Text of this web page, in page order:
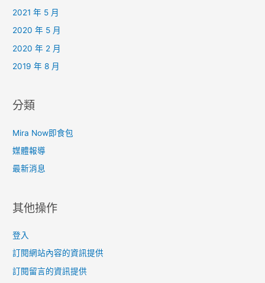
2021 年 5 月
2020 年 5 月
2020 年 2 月
2019 年 8 月
分類
Mira Now即食包
媒體報導
最新消息
其他操作
登入
訂閱網站內容的資訊提供
訂閱留言的資訊提供